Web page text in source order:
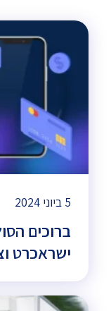
ברוכים
ישראכרט
5 ביוני 2024